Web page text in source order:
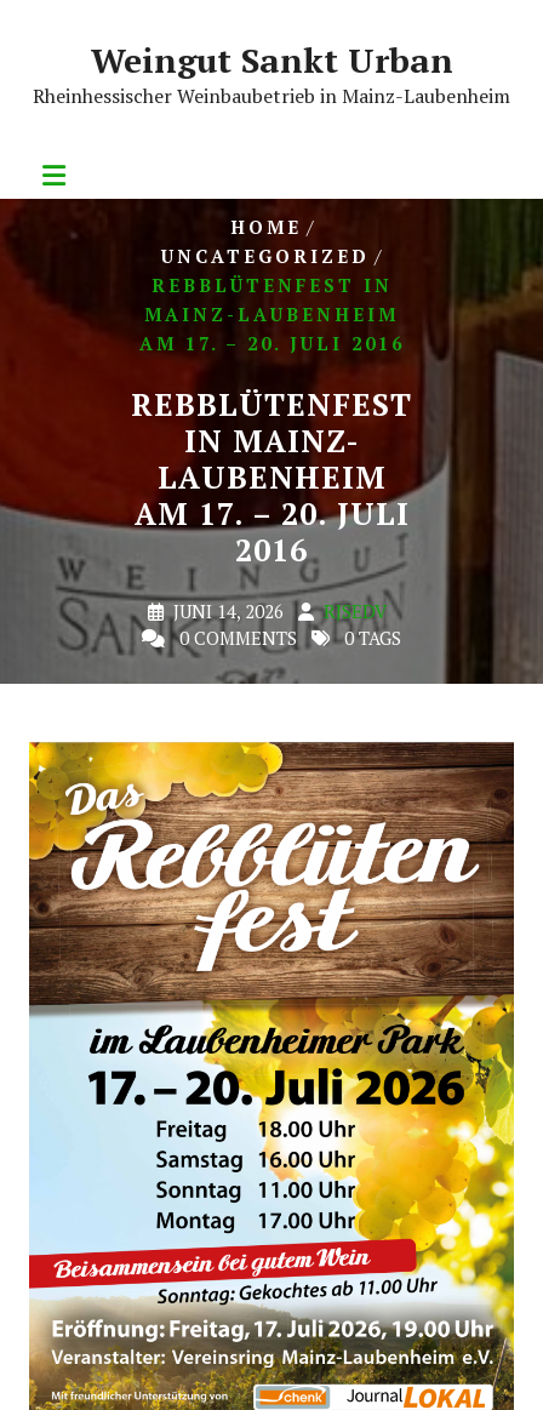
Weingut Sankt Urban
Rheinhessischer Weinbaubetrieb in Mainz-Laubenheim
HOME /
UNCATEGORIZED /
REBBLÜTENFEST IN
MAINZ-LAUBENHEIM
AM 17. – 20. JULI 2016
REBBLÜTENFEST
IN MAINZ-
LAUBENHEIM
AM 17. – 20. JULI
2016
JUNI 14, 2026
RJSEDV
0 COMMENTS
0 TAGS